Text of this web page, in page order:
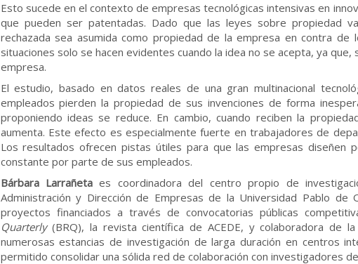
Esto sucede en el contexto de empresas tecnológicas intensivas en
que pueden ser patentadas. Dado que las leyes sobre propiedad
rechazada sea asumida como propiedad de la empresa en contra
situaciones solo se hacen evidentes cuando la idea no se acepta, ya
empresa.
El estudio, basado en datos reales de una gran multinacional
empleados pierden la propiedad de sus invenciones de forma
proponiendo ideas se reduce. En cambio, cuando reciben la
aumenta. Este efecto es especialmente fuerte en trabajadores de
Los resultados ofrecen pistas útiles para que las empresas diseñen
constante por parte de sus empleados.
Bárbara Larrañetaes coordinadora del centro propio de
Administración y Dirección de Empresas de la Universidad Pablo de
proyectos financiados a través de convocatorias públicas
Quarterly(BRQ), la revista científica de ACEDE, y colaboradora de
numerosas estancias de investigación de larga duración en centros
permitido consolidar una sólida red de colaboración con investigadores